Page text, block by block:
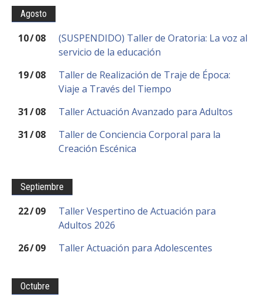
CREACIÓNE INVESTIGACIÓN
DEPARTAMENTOS
FACULTAD
Estudiantes Funcionarias/os
Agosto
10/08
(SUSPENDIDO) Taller de Oratoria: La voz al
servicio de la educación
19/08
Taller de Realización de Traje de Época:
Viaje a Través del Tiempo
31/08
Taller Actuación Avanzado para Adultos
31/08
Taller de Conciencia Corporal para la
Creación Escénica
Septiembre
22/09
Taller Vespertino de Actuación para
Adultos 2026
26/09 Taller Actuación para Adolescentes
Octubre